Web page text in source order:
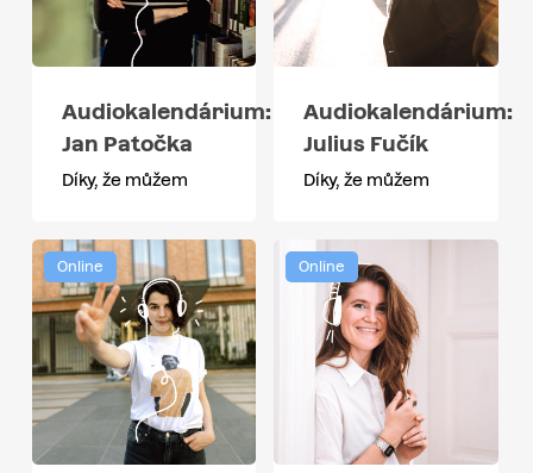
Audiokalendárium:
Jan Patočka
Díky, že můžem
Audiokalendárium:
Julius Fučík
Díky, že můžem
Online Online